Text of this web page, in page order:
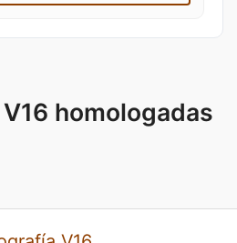
homologadas